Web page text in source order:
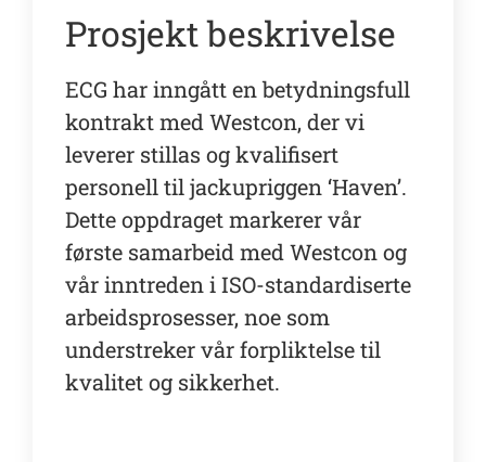
Prosjekt beskrivelse
ECG har inngått en betydningsfull
kontrakt med Westcon, der vi
leverer stillas og kvalifisert
personell til jackupriggen ‘Haven’.
Dette oppdraget markerer vår
første samarbeid med Westcon og
vår inntreden i ISO-standardiserte
arbeidsprosesser, noe som
understreker vår forpliktelse til
kvalitet og sikkerhet.